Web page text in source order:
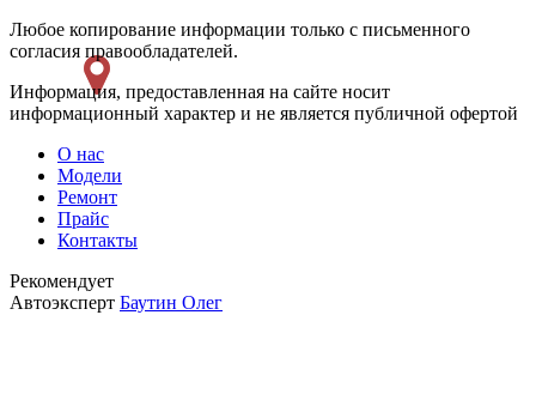
Любое копирование информации только с письменного
согласия правообладателей.
Информация, предоставленная на сайте носит
информационный характер и не является публичной офертой
О нас
Модели
Ремонт
Прайс
Контакты
Рекомендует
Автоэксперт Баутин Олег